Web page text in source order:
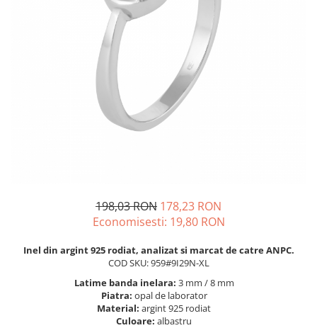
BRATARI PENTRU PICIOR
BRATARA TIP ROZARIU
LANTURI TIP ROZARIU
198,03 RON 178,23 RON
Economisesti: 19,80 RON
Inel din argint 925 rodiat, analizat si marcat de catre ANPC.
COD SKU: 959#9I29N-XL
Latime banda inelara: 3 mm / 8 mm
Piatra: opal de laborator
Material: argint 925 rodiat
Culoare: albastru